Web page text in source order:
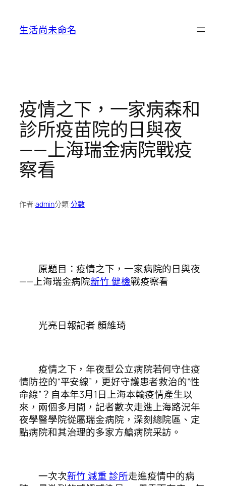
生活尚未命名
疫情之下，一家病森和
診所疫苗院的日與夜
——上海瑞金病院戰疫
察看
作者:admin分類:分數
原題目：疫情之下，一家病院的日與夜
——上海瑞金病院新竹 健檢戰疫察看
光亮日報記者 顏維琦
疫情之下，年夜型公立病院若何守住疫
情防控的“平安線”，更好守護患者救治的“性
命線”？自本年3月1日上海本輪疫情產生以
來，兩個多月間，記者數次走進上海路況年
夜學醫學院從屬瑞金病院，深刻總院區、定
點病院和其治理的多家方艙病院采訪。
一次次新竹 減重 診所走進疫情中的病